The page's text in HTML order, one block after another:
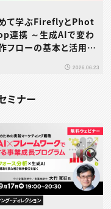
て学ぶFireflyとPhot
連携 ～生成AIで変わ
フローの基本と活用ポ
2026.06.23
ミナー
グ・ディレクション